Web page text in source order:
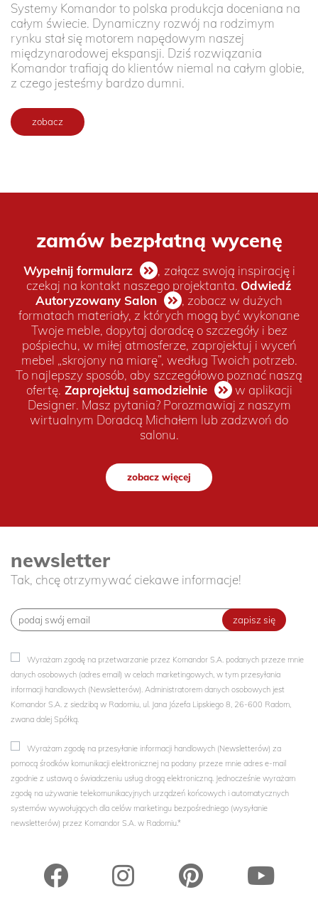
Systemy Komandor to polska produkcja doceniana na
całym świecie. Dynamiczny rozwój na rodzimym
rynku stał się motorem napędowym naszej
międzynarodowej ekspansji. Dziś rozwiązania
Komandor trafiają do klientów niemal na całym globie,
z czego jesteśmy bardzo dumni.
zobacz
zamów bezpłatną wycenę
Wypełnij formularz , załącz swoją inspirację i
czekaj na kontakt naszego projektanta. Odwiedź
Autoryzowany Salon
, zobacz w dużych
formatach materiały, z których mogą być wykonane
Twoje meble, dopytaj doradcę o szczegóły i bez
pośpiechu, w miłej atmosferze, zaprojektuj i wyceń
mebel „skrojony na miarę”, według Twoich potrzeb.
To najlepszy sposób, aby szczegółowo poznać naszą
ofertę. Zaprojektuj samodzielnie
w aplikacji
Designer. Masz pytania? Porozmawiaj z naszym
wirtualnym Doradcą Michałem lub zadzwoń do
salonu.
zobacz więcej
newsletter
Tak, chcę otrzymywać ciekawe informacje!
zapisz się
Wyrażam zgodę na przetwarzanie przez Komandor S.A. podanych przeze mnie
danych osobowych (adres email) w celach marketingowych, w tym przesyłania
informacji handlowych (Newsletterów). Administratorem danych osobowych jest
Komandor S.A. z siedzibą w Radomiu, ul. Jana Józefa Lipskiego 8, 26-600 Radom,
zwana dalej Spółką.
Wyrażam zgodę na przesyłanie informacji handlowych (Newsletterów) za
pomocą środków komunikacji elektronicznej na podany przeze mnie adres e-mail
zgodnie z ustawą o świadczeniu usług drogą elektroniczną. Jednocześnie wyrażam
zgodę na używanie telekomunikacyjnych urządzeń końcowych i automatycznych
systemów wywołujących dla celów marketingu bezpośredniego (wysyłanie
newsletterów) przez Komandor S.A. w Radomiu.*